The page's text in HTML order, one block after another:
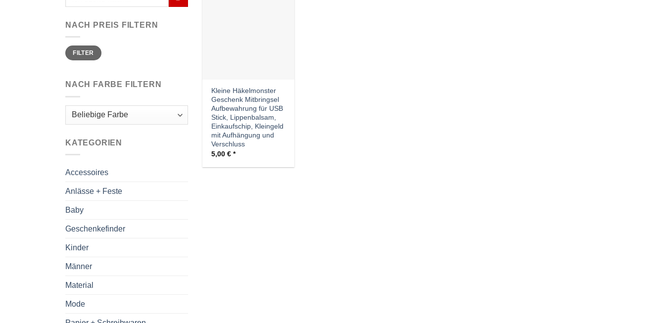
NACH PREIS FILTERN
Min.
Preis
Max.
PreisFILTER
NACH FARBE FILTERN
KATEGORIEN
Accessoires
Anlässe + Feste
Baby
Geschenkefinder
Kinder
Männer
Material
Mode
Kleine Häkelmonster
Geschenk Mitbringsel
Aufbewahrung für USB
Stick, Lippenbalsam,
Einkaufschip, Kleingeld
mit Aufhängung und
Verschluss
5,00 €